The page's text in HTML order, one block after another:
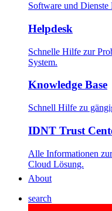
Software und
Helpdesk
Schnelle Hilfe zur
System.
Knowledge Base
Schnell Hilfe zu
IDNT Trust
Alle Informationen
Cloud Lösung.
About
search